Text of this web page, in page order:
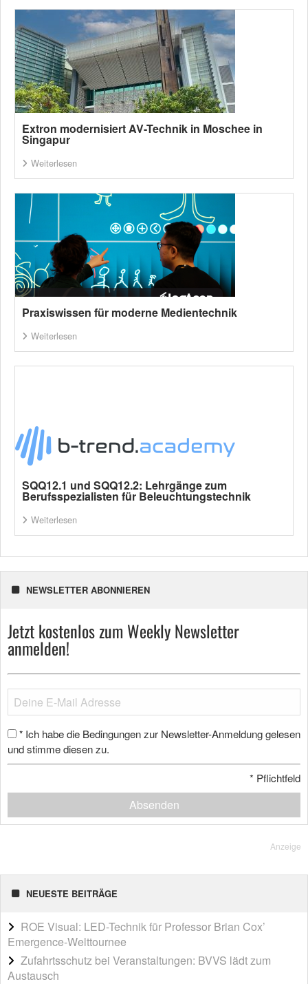
Extron modernisiert AV-Technik in Moschee in
Singapur
Weiterlesen
Praxiswissen für moderne Medientechnik
Weiterlesen
SQQ12.1 und SQQ12.2: Lehrgänge zum
Berufsspezialisten für Beleuchtungstechnik
Weiterlesen
NEWSLETTER ABONNIEREN
Jetzt kostenlos zum Weekly Newsletter
anmelden!
* Ich habe die Bedingungen zur Newsletter-Anmeldung gelesen
und stimme diesen zu.
* Pflichtfeld
Absenden
Anzeige
NEUESTE BEITRÄGE
ROE Visual: LED-Technik für Professor Brian Cox’
Emergence-Welttournee
Zufahrtsschutz bei Veranstaltungen: BVVS lädt zum
Austausch